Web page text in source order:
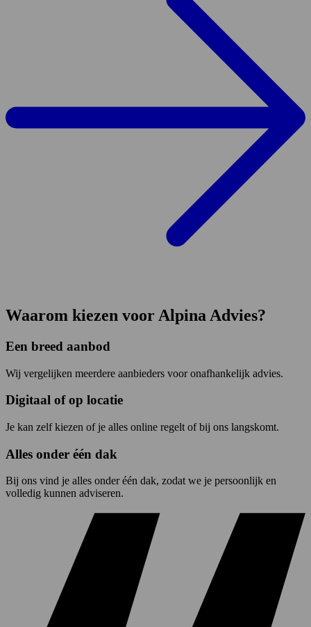
Waarom kiezen voor Alpina Advies?
Een breed aanbod
Wij vergelijken meerdere aanbieders voor onafhankelijk advies.
Digitaal of op locatie
Je kan zelf kiezen of je alles online regelt of bij ons langskomt.
Alles onder één dak
Bij ons vind je alles onder één dak, zodat we je persoonlijk en
volledig kunnen adviseren.